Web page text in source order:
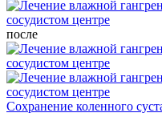
после
Сохранение коленного